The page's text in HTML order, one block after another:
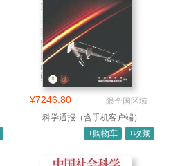
¥7246.80
限全国区域
科学通报（含手机客户端）
+购物车
+收藏